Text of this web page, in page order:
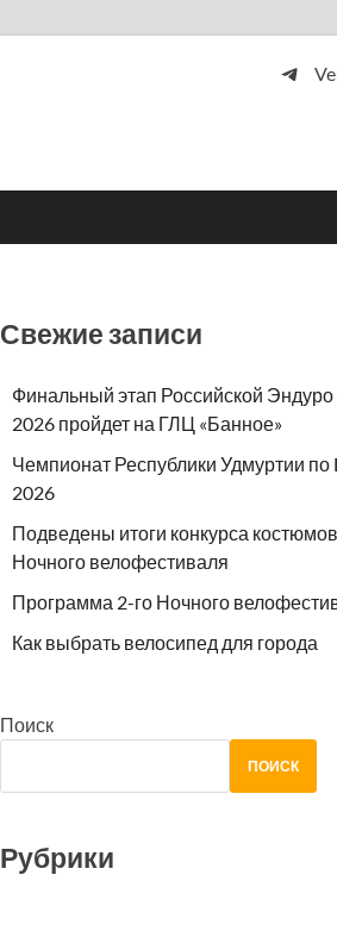
Свежие записи
Финальный этап Российской
2026 пройдет на ГЛЦ «Банное»
Чемпионат Республики Удмуртии по
2026
Подведены итоги конкурса
Ночного велофестиваля
Программа 2-го Ночного
Как выбрать велосипед для города
Поиск
ПОИСК
Рубрики